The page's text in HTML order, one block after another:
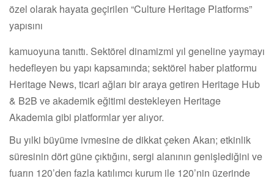
özel olarak hayata geçirilen “Culture Heritage Platforms”
yapısını
kamuoyuna tanıttı. Sektörel dinamizmi yıl geneline yaymayı
hedefleyen bu yapı kapsamında; sektörel haber platformu
Heritage News, ticari ağları bir araya getiren Heritage Hub
& B2B ve akademik eğitimi destekleyen Heritage
Akademia gibi platformlar yer alıyor.
Bu yılki büyüme ivmesine de dikkat çeken Akan; etkinlik
süresinin dört güne çıktığını, sergi alanının genişlediğini ve
fuarın 120’den fazla katılımcı kurum ile 120’nin üzerinde